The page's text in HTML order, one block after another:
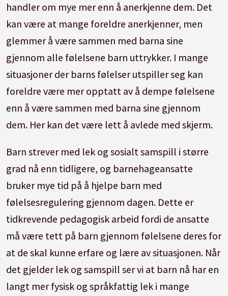
handler om mye mer enn å anerkjenne dem. Det
kan være at mange foreldre anerkjenner, men
glemmer å være sammen med barna sine
gjennom alle følelsene barn uttrykker. I mange
situasjoner der barns følelser utspiller seg kan
foreldre være mer opptatt av å dempe følelsene
enn å være sammen med barna sine gjennom
dem. Her kan det være lett å avlede med skjerm.
Barn strever med lek og sosialt samspill i større
grad nå enn tidligere, og barnehageansatte
bruker mye tid på å hjelpe barn med
følelsesregulering gjennom dagen. Dette er
tidkrevende pedagogisk arbeid fordi de ansatte
må være tett på barn gjennom følelsene deres for
at de skal kunne erfare og lære av situasjonen. Når
det gjelder lek og samspill ser vi at barn nå har en
langt mer fysisk og språkfattig lek i mange